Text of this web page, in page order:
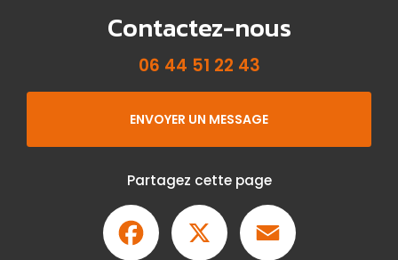
Contactez-nous
06 44 51 22 43
ENVOYER UN MESSAGE
Partagez cette page
Facebook